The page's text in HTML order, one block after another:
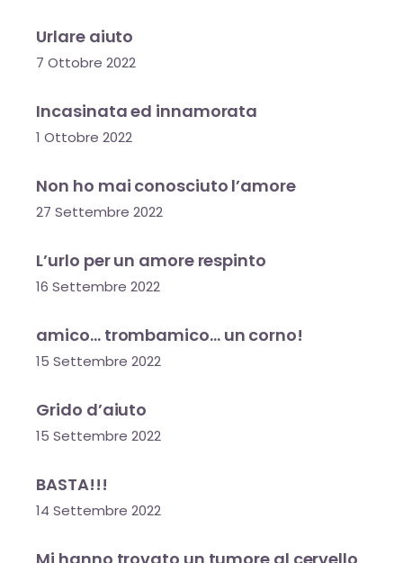
Urlare aiuto
7 Ottobre 2022
Incasinata ed innamorata
1 Ottobre 2022
Non ho mai conosciuto l’amore
27 Settembre 2022
L’urlo per un amore respinto
16 Settembre 2022
amico… trombamico… un corno!
15 Settembre 2022
Grido d’aiuto
15 Settembre 2022
BASTA!!!
14 Settembre 2022